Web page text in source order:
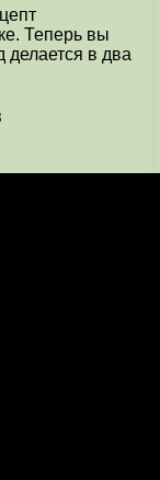
Теперь вы
делается в два